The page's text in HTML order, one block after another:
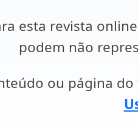
esta revista
podem não
ou página